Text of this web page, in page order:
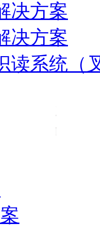
决方案
决方案
读系统（